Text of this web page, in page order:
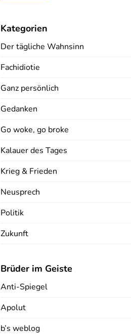
Kategorien
Der tägliche Wahnsinn
Fachidiotie
Ganz persönlich
Gedanken
Go woke, go broke
Kalauer des Tages
Krieg & Frieden
Neusprech
Politik
Zukunft
Brüder im Geiste
Anti-Spiegel
Apolut
b’s weblog